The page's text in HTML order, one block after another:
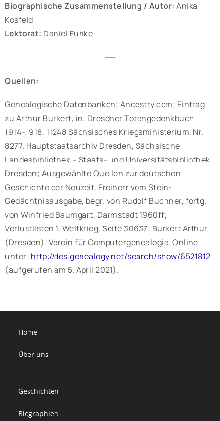
Biographische Zusammenstellung / Autor: Anika
Kosfeld
Lektorat: Daniel Funke
——
Quellen:
Genealogische Datenbanken; Ancestry.com; Eintrag
zu Arthur Burkert, in: Dresdner Totengedenkbuch
1914–1918, 11248 Sächsisches Kriegsministerium, Nr.
8277. Hauptstaatsarchiv Dresden, Sächsische
Landesbibliothek – Staats- und Universitätsbibliothek
Dresden; Ausgewählte Quellen zur deutschen
Geschichte der Neuzeit. Freiherr vom Stein-
Gedächtnisausgabe, begr. von Rudolf Buchner, fortg.
von Winfried Baumgart, Darmstadt 1960ff;
Verlustlisten 1. Weltkrieg, Seite 30637: Burkert Arthur
(Dresden). Verein für Computergenealogie. Online
unter: http://des.genealogy.net/search/show/6521812
(aufgerufen am 5. April 2021).
Home
Über uns
Geschichten
Biographien